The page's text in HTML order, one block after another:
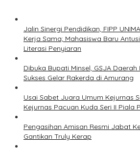
Jalin Sinergi Pendidikan, FIPP
Kerja Sama; Mahasiswa Baru
Literasi Penyiaran
Dibuka Bupati Minsel, GSJA
Sukses Gelar Rakerda di Amurang
Usai Sabet Juara Umum Kejurnas
Kejurnas Pacuan Kuda Seri II Piala
Pengasihan Amisan Resmi Jabat
Gantikan Truly Kerap